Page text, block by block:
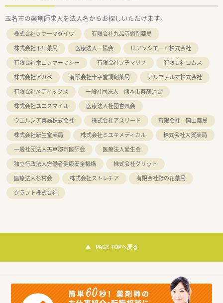
玉名市の薬剤師求人を法人名からお探しいただけます。
株式会社ファーマダイワ
有限会社九品寺調剤薬局
株式会社下川薬局
医療法人一陽会
U.アソシエート株式会社
有限会社木山ファーマシー
有限会社プチマリノ
有限会社コムス
株式会社アガペ
有限会社十字堂調剤薬局
アルファルマ株式会社
有限会社メディックス
一般社団法人 熊本市薬剤師会
株式会社ユニスマイル
医療法人社団杏風会
ウエルシア薬局株式会社
株式会社アスリード
有限会社 岡山薬局
株式会社新生堂薬局
株式会社ミユキメディカル
株式会社大賀薬局
一般社団法人天草郡市医師会
医療法人愛生会
独立行政法人労働者健康安全機構
株式会社グリット
医療法人杉村会
株式会社ストレチア
有限会社野の花薬局
クラフト株式会社
PAGE TOPへ戻る